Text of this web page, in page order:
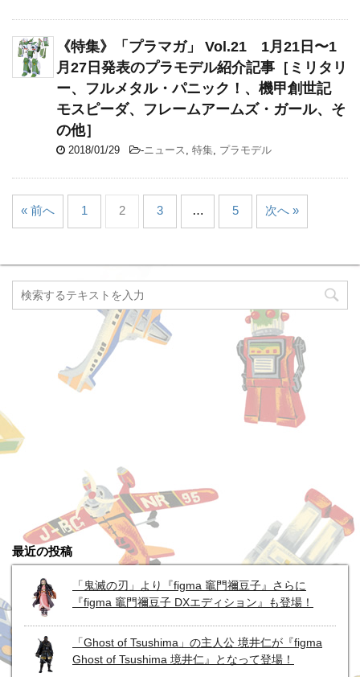
《特集》「プラマガ」 Vol.21 1月21日〜1
月27日発表のプラモデル紹介記事［ミリタリ
ー、フルメタル・パニック！、機甲創世記
モスピーダ、フレームアームズ・ガール、そ
の他］
2018/01/29 -ニュース , 特集, プラモデル
« 前へ 1 2 3 … 5 次へ »
最近の投稿
「鬼滅の刃」より『figma 竈門禰豆子』さらに
『figma 竈門禰豆子 DXエディション』も登場！
「Ghost of Tsushima」の主人公 境井仁が『figma
Ghost of Tsushima 境井仁』となって登場！